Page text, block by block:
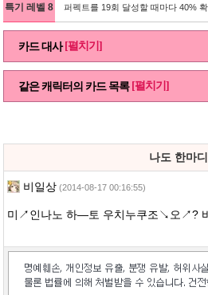
특기 레벨 8 퍼펙트를 19회 달성할 때마다 40%
카드 대사 [펼치기]
같은 캐릭터의 카드 목록 [펼치기]
나도 한마디
비일상 (2014-08-17 00:16:55)
미↗인나노 하―토 우치누쿠조↘오↗?